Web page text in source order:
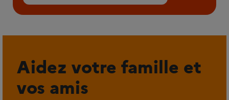
Aidez votre famille et
vos amis